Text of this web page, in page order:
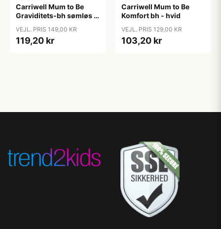
Carriwell Mum to Be
Graviditets-bh sømløs -
VEJL. PRIS 149,00 KR
119,20 kr
Carriwell Mum to Be
Komfort bh - hvid
VEJL. PRIS 129,00 KR
103,20 kr